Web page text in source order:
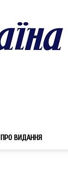
ПРО ВИДАННЯ